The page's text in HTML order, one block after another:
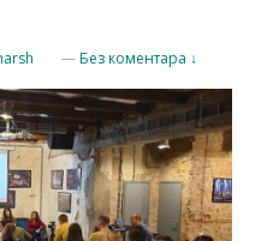
— Без коментара ↓